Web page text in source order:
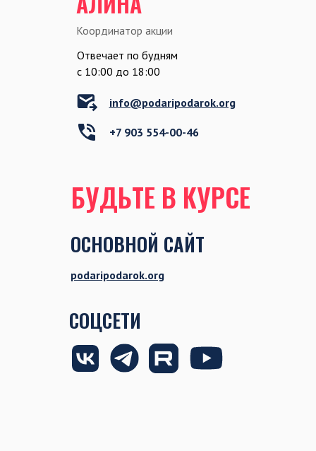
Отвечает по будням
c 10:00 до 18:00
Координатор акции
БУДЬТЕ В КУРСЕ
info@podaripodarok.org
+7 903 554-00-46
podaripodarok.org
ОСНОВНОЙ САЙТ
СОЦСЕТИ